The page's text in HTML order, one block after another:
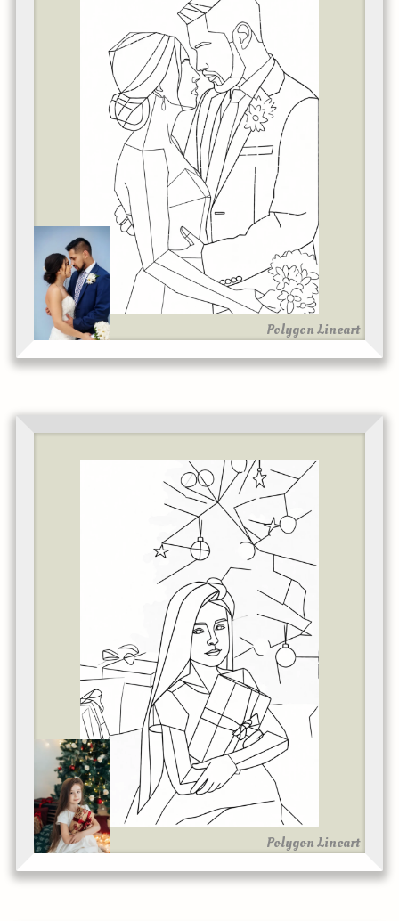
Polygon Lineart
Polygon Lineart